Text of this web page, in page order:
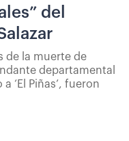
del
de la muerte de
departamental
‘El Piñas’, fueron